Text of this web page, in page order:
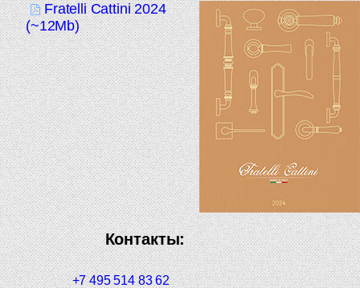
Fratelli Cattini 2024
(~12Mb)
Контакты:
+7 495 514 83 62